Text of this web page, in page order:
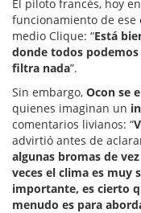
El piloto francés, hoy en
funcionamiento de ese
medio Clique: “Está
donde todos
filtra nada”.
Sin embargo, Ocon se
quienes imaginan un
comentarios livianos: “
advirtió antes de
algunas bromas de
veces el clima es muy
importante, es cierto
menudo es para